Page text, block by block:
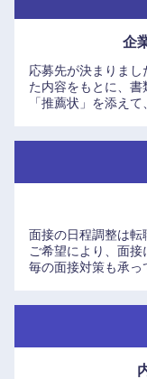
企
応募先が決まりま
た内容をもとに、
「推薦状」を添え
面接の日程調整は転
ご希望により、面
毎の面接対策も承っ
福岡県